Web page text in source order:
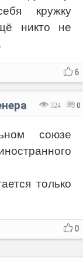
кружку
никто не
6
324 0
союзе
только
0